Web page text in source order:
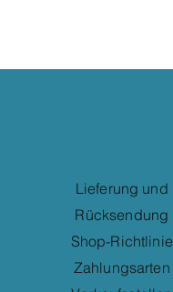
Lieferung und
Rücksendung
Shop-Richtlinie
Zahlungsarten